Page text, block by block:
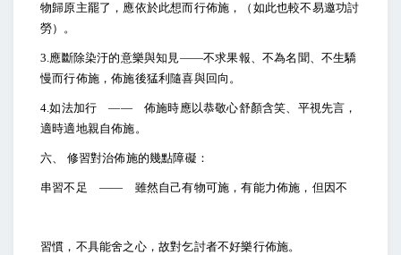
物歸原主罷了，應依於此想而行佈施，（如此也較不易邀功討
勞）。
3.應斷除染汙的意樂與知見――不求果報、不為名聞、不生驕
慢而行佈施，佈施後猛利隨喜與回向。
4.如法加行 ―― 佈施時應以恭敬心舒顏含笑、平視先言，
適時適地親自佈施。
六、 修習對治佈施的幾點障礙：
串習不足 ―― 雖然自己有物可施，有能力佈施，但因不
習慣，不具能舍之心，故對乞討者不好樂行佈施。